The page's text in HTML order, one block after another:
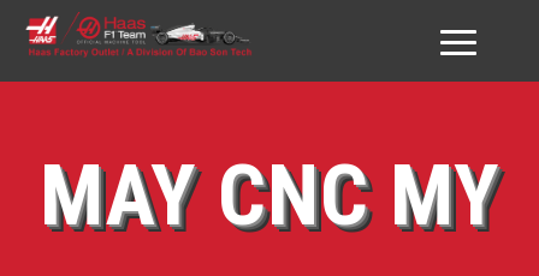
SẢN PHẨM
DỊCH VỤ
MAY CNC MY